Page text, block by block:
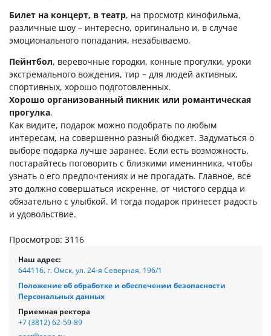
Билет на концерт, в театр, на просмотр кинофильма,
различные шоу – интересно, оригинально и, в случае
эмоционального попадания, незабываемо.
Пейнтбол, веревочные городки, конные прогулки, уроки
экстремального вождения, тир – для людей активных,
спортивных, хорошо подготовленных.
Хорошо организованный пикник или романтическая
прогулка.
Как видите, подарок можно подобрать по любым
интересам, на совершенно разный бюджет. Задуматься о
выборе подарка лучше заранее. Если есть возможность,
постарайтесь поговорить с близкими именинника, чтобы
узнать о его предпочтениях и не прогадать. Главное, все
это должно совершаться искренне, от чистого сердца и
обязательно с улыбкой. И тогда подарок принесет радость
и удовольствие.
Просмотров: 3116
Наш адрес:
644116, г. Омск, ул. 24-я Северная, 196/1
Положение об обработке и обеспечении безопасности
Персональных данных
Приемная ректора
+7 (3812) 62-59-89